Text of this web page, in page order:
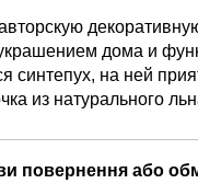
дома и
синтепух, на ней
из натурального
повернення або